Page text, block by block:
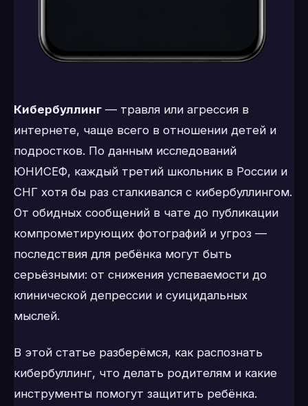
Кибербуллинг — травля или агрессия в
интернете, чаще всего в отношении детей и
подростков. По данным исследований
ЮНИСЕФ, каждый третий школьник в России и
СНГ хотя бы раз сталкивался с кибербуллингом.
От обидных сообщений в чате до публикации
компрометирующих фотографий и угроз —
последствия для ребёнка могут быть
серьёзными: от снижения успеваемости до
клинической депрессии и суицидальных
мыслей.
В этой статье разберёмся, как распознать
кибербуллинг, что делать родителям и какие
инструменты помогут защитить ребёнка.